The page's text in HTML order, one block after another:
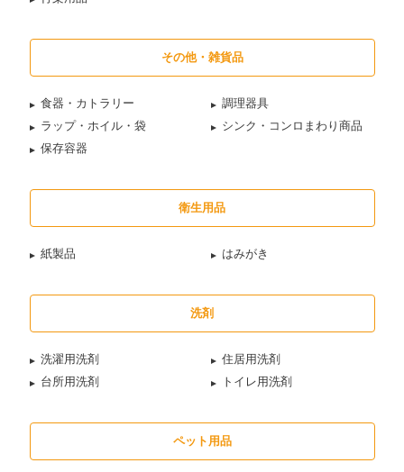
その他・雑貨品
食器・カトラリー
調理器具
ラップ・ホイル・袋
シンク・コンロまわり商品
保存容器
衛生用品
紙製品 はみがき
洗剤
洗濯用洗剤
住居用洗剤
台所用洗剤
トイレ用洗剤
ペット用品